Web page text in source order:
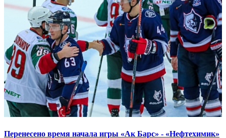
Перенесено время начала игры «Ак Барс» - «Нефтехимик»